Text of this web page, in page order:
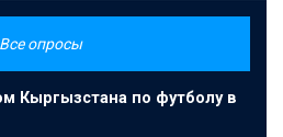
Все опросы
Кыргызстана по футболу в